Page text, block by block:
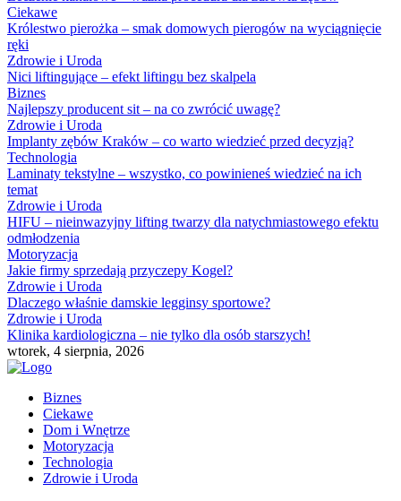
Ciekawe
Królestwo pierożka – smak domowych pierogów na wyciągnięcie
ręki
Zdrowie i Uroda
Nici liftingujące – efekt liftingu bez skalpela
Biznes
Najlepszy producent sit – na co zwrócić uwagę?
Zdrowie i Uroda
Implanty zębów Kraków – co warto wiedzieć przed decyzją?
Technologia
Laminaty tekstylne – wszystko, co powinieneś wiedzieć na ich
temat
Zdrowie i Uroda
HIFU – nieinwazyjny lifting twarzy dla natychmiastowego efektu
odmłodzenia
Motoryzacja
Jakie firmy sprzedają przyczepy Kogel?
Zdrowie i Uroda
Dlaczego właśnie damskie legginsy sportowe?
Zdrowie i Uroda
Klinika kardiologiczna – nie tylko dla osób starszych!
wtorek, 4 sierpnia, 2026
Biznes
Ciekawe
Dom i Wnętrze
Motoryzacja
Technologia
Zdrowie i Uroda